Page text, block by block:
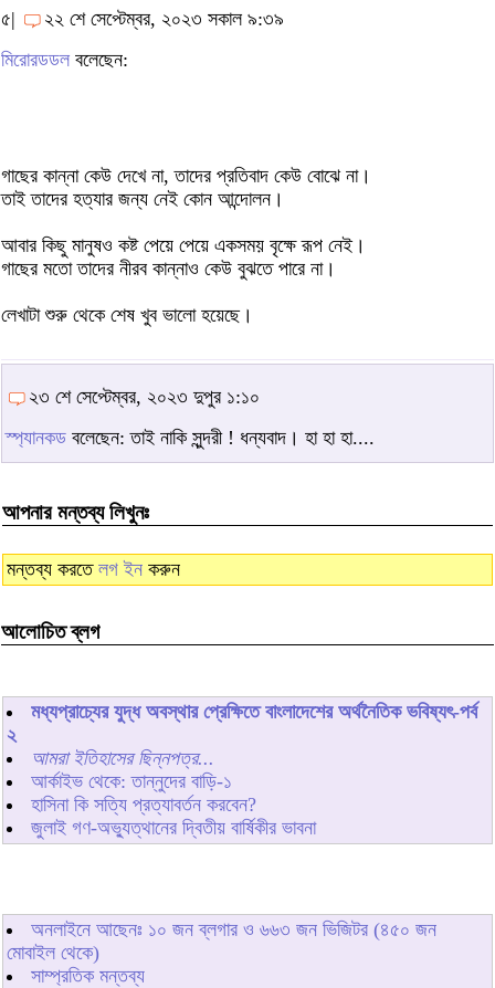
৫|
২২ শে সেপ্টেম্বর, ২০২৩ সকাল ৯:৩৯
মিরোরডডল বলেছেন:
গাছের কান্না কেউ দেখে না, তাদের প্রতিবাদ কেউ বোঝে না।
তাই তাদের হত্যার জন্য নেই কোন আন্দোলন।
আবার কিছু মানুষও কষ্ট পেয়ে পেয়ে একসময় বৃক্ষে রূপ নেই।
গাছের মতো তাদের নীরব কান্নাও কেউ বুঝতে পারে না।
লেখাটা শুরু থেকে শেষ খুব ভালো হয়েছে।
২৩ শে সেপ্টেম্বর, ২০২৩ দুপুর ১:১০
স্প্যানকড বলেছেন: তাই নাকি সুন্দরী ! ধন্যবাদ। হা হা হা....
আপনার মন্তব্য লিখুনঃ
মন্তব্য করতে লগ ইন করুন
আলোচিত ব্লগ
মধ্যপ্রাচ্যের যুদ্ধ অবস্থার প্রেক্ষিতে বাংলাদেশের অর্থনৈতিক ভবিষ্যৎ-পর্ব
২
আমরা ইতিহাসের ছিন্নপত্র...
আর্কাইভ থেকে: তান্নুদের বাড়ি-১
হাসিনা কি সত্যি প্রত্যাবর্তন করবেন?
জুলাই গণ-অভ্যুত্থানের দ্বিতীয় বার্ষিকীর ভাবনা
অনলাইনে আছেনঃ ১০ জন ব্লগার ও ৬৬৩ জন ভিজিটর (৪৫০ জন
মোবাইল থেকে)
সাম্প্রতিক মন্তব্য